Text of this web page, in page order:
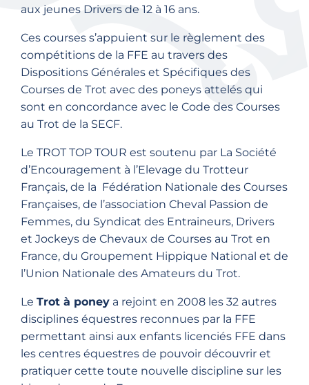
aux jeunes Drivers de 12 à 16 ans.
Ces courses s’appuient sur le règlement des
compétitions de la FFE au travers des
Dispositions Générales et Spécifiques des
Courses de Trot avec des poneys attelés qui
sont en concordance avec le Code des Courses
au Trot de la SECF.
Le TROT TOP TOUR est soutenu par La Société
d’Encouragement à l’Elevage du Trotteur
Français, de la Fédération Nationale des Courses
Françaises, de l’association Cheval Passion de
Femmes, du Syndicat des Entraineurs, Drivers
et Jockeys de Chevaux de Courses au Trot en
France, du Groupement Hippique National et de
l’Union Nationale des Amateurs du Trot.
Le Trot à poney a rejoint en 2008 les 32 autres
disciplines équestres reconnues par la FFE
permettant ainsi aux enfants licenciés FFE dans
les centres équestres de pouvoir découvrir et
pratiquer cette toute nouvelle discipline sur les